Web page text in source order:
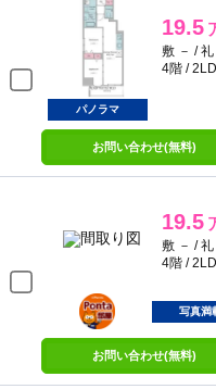
19.5
敷 － / 礼
4階 /
パノラマ
お問い合わせ(無料)
19.5
敷 － / 礼
4階 /
ポンタ
部屋
写真満
お問い合わせ(無料)